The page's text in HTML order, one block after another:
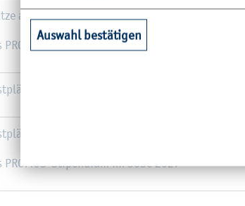
an eu­ro­päi­schen Part­ner­hoch­schu­len
Sti­pen­di­um im WiSe 2026/27
an au­ßer­eu­ro­päi­schen Part­ner­hoch­schu­len
an eu­ro­päi­schen Part­ner­hoch­schu­len
Sti­pen­di­um im SoSe 2027
Auswahl bestätigen